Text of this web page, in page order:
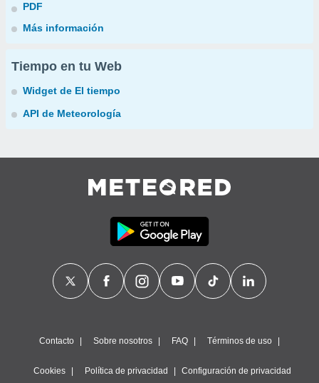
PDF
Más información
Tiempo en tu Web
Widget de El tiempo
API de Meteorología
Contacto Sobre nosotros FAQ Términos de uso
Cookies Política de privacidad Configuración de privacidad